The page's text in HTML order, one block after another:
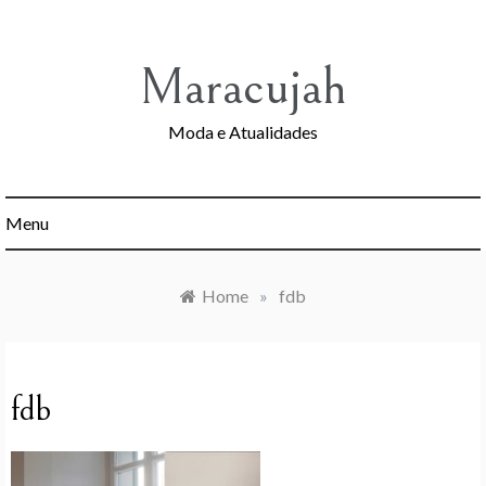
Maracujah
Moda e Atualidades
Menu
Home » fdb
fdb